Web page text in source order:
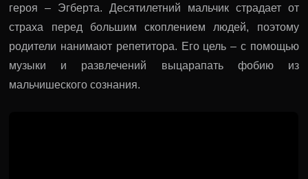
героя – Эгберта. Десятилетний мальчик страдает от
страха перед большим скоплением людей, поэтому
родители нанимают репетитора. Его цель – с помощью
музыки и развлечений выцарапать фобию из
мальчишеского сознания.